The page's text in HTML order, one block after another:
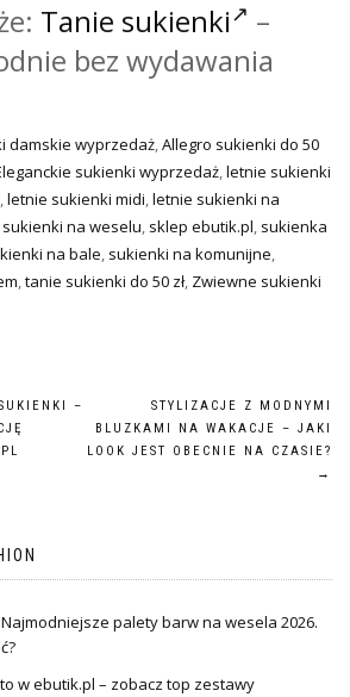
Tanie sukienki
–
bez wydawania
damskie wyprzedaż,Allegro sukienki do 50
sukienki wyprzedaż,letnie sukienki
,letnie sukienki midi,letnie sukienki na
na weselu, sklep ebutik.pl, sukienka
na bale, sukienki na komunijne,
,tanie sukienki do 50 zł, Zwiewne sukienki
–
STYLIZACJE Z MODNYMI
BLUZKAMI NA WAKACJE – JAKI
LOOK JEST OBECNIE NA CZASIE?
→
palety barw na wesela 2026.
w ebutik.pl – zobacz top zestawy